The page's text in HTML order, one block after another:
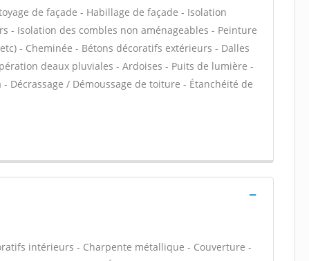
de façade - Habillage de façade - Isolation
Isolation des combles non aménageables - Peinture
- Cheminée - Bétons décoratifs extérieurs - Dalles
deaux pluviales - Ardoises - Puits de lumière -
Décrassage / Démoussage de toiture - Étanchéité de
intérieurs - Charpente métallique - Couverture -